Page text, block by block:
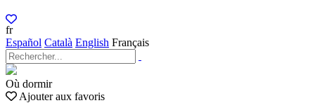
fr
Español Català English Français
Où dormir
Ajouter aux favoris